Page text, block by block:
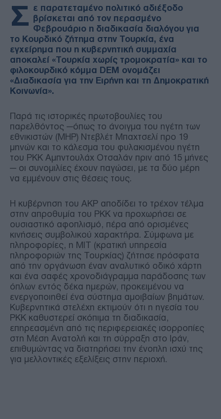
Σ ε παρατεταμένο πολιτικό αδιέξοδο
βρίσκεται από τον περασμένο
Φεβρουάριο η διαδικασία διαλόγου για
το Κουρδικό ζήτημα στην Τουρκία, ένα
εγχείρημα που η κυβερνητική συμμαχία
αποκαλεί «Τουρκία χωρίς τρομοκρατία» και το
φιλοκουρδικό κόμμα DEM ονομάζει
«Διαδικασία για την Ειρήνη και τη Δημοκρατική
Κοινωνία».
Παρά τις ιστορικές πρωτοβουλίες του
παρελθόντος —όπως το άνοιγμα του ηγέτη των
εθνικιστών (MHP) Ντεβλέτ Μπαχτσελί προ 19
μηνών και το κάλεσμα του φυλακισμένου ηγέτη
του PKK Αμπντουλάχ Οτσαλάν πριν από 15 μήνες
— οι συνομιλίες έχουν παγώσει, με τα δύο μέρη
να εμμένουν στις θέσεις τους.
Η κυβέρνηση του AKP αποδίδει το τρέχον τέλμα
στην απροθυμία του PKK να προχωρήσει σε
ουσιαστικό αφοπλισμό, πέρα από ορισμένες
κινήσεις συμβολικού χαρακτήρα. Σύμφωνα με
πληροφορίες, η ΜΙΤ (κρατική υπηρεσία
πληροφοριών της Τουρκίας) ζήτησε πρόσφατα
από την οργάνωση έναν αναλυτικό οδικό χάρτη
και ένα σαφές χρονοδιάγραμμα παράδοσης των
όπλων εντός δέκα ημερών, προκειμένου να
ενεργοποιηθεί ένα σύστημα αμοιβαίων βημάτων.
Κυβερνητικά στελέχη εκτιμούν ότι η ηγεσία του
PKK καθυστερεί σκόπιμα τη διαδικασία,
επηρεασμένη από τις περιφερειακές ισορροπίες
στη Μέση Ανατολή και τη σύρραξη στο Ιράν,
επιθυμώντας να διατηρήσει την ένοπλη ισχύ της
για μελλοντικές εξελίξεις στην περιοχή.